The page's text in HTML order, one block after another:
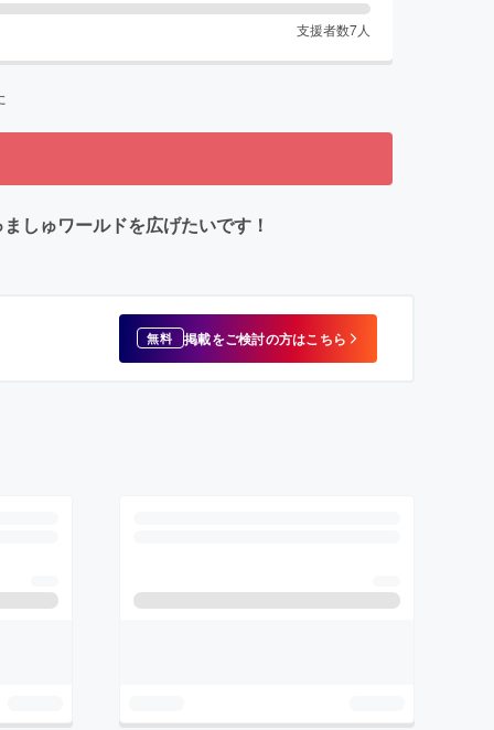
支援者数7人
しゅワールドを広げたいです！
無料 掲載をご検討の方はこちら